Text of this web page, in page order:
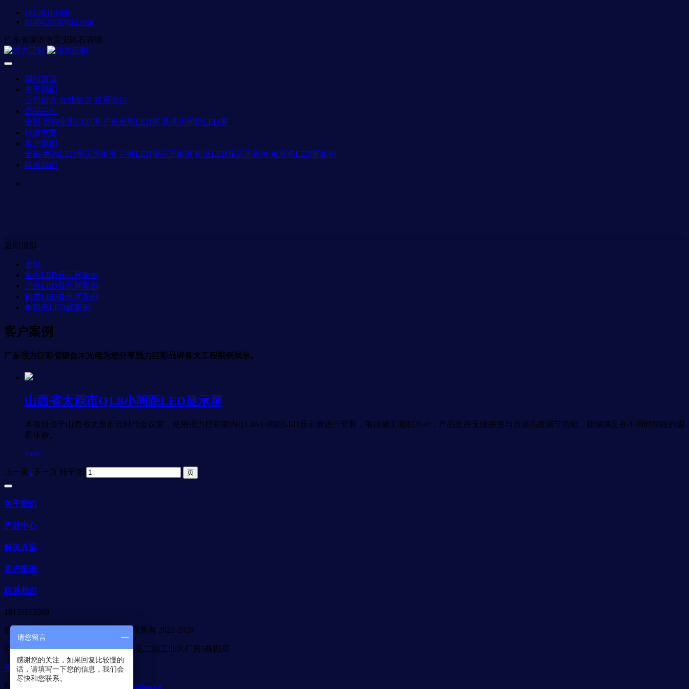
18126513569
814842674@qq.com
广东省深圳市宝安区石岩镇
网站首页
关于我们
公司简介 在线留言 联系我们
产品中心
全部 室内全彩LED屏 户外全彩LED屏 高清小间距LED屏
解决方案
客户案例
全部 室内LED显示屏案例 户外LED显示屏案例 租赁LED显示屏案例 单双色LED屏案例
联系我们
返回顶部
全部
室内LED显示屏案例
户外LED显示屏案例
租赁LED显示屏案例
单双色LED屏案例
客户案例
广东强力巨彩省级合木光电为您分享强力巨彩品牌各大工程案例展示。
山西省太原市Q1.8小间距LED显示屏
本项目位于山西省太原市云时代会议室，使用强力巨彩室内Q1.86小间距LED显示屏进行安装，项目施工面积20㎡，产品支持无缝拼接与自动亮度调节功能，能够满足在不同时间段的观
看体验。
more
上一页1下一页 转至第
关于我们
产品中心
解决方案
客户案例
联系我们
18126513569
强力巨彩广东省代理商-合木光电 版权所有 2022-2028
深圳市宝安区石岩街道应人石社区创见二期工业区厂房5栋四层
粤ICP备2022093632号
Powered by mituo.cn
请您留言
感谢您的关注，如果回复比较慢的
话，请填写一下您的信息，我们会
尽快和您联系。